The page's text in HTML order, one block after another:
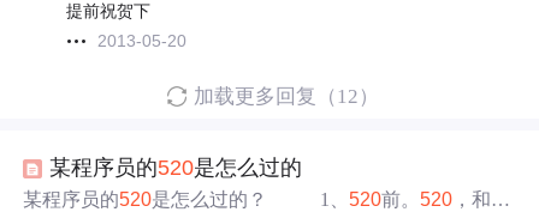
提前祝贺下
2013-05-20
加载更多回复（12）
某程序员的520是怎么过的
某程序员的520是怎么过的？ 1、520前。520 ，和我